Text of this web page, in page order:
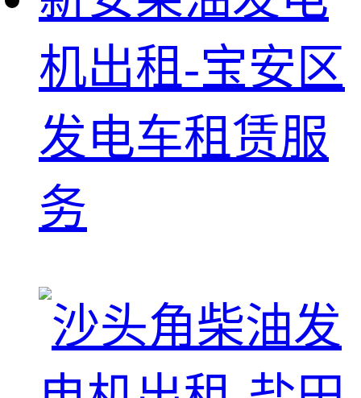
机出租-宝安区
发电车租赁服
务